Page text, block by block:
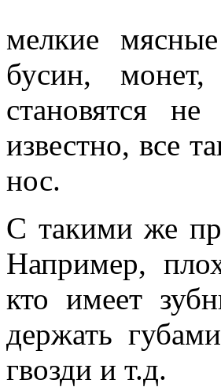
мелкие
бусин,
становятся
известно, все
нос.
С такими же
Например,
кто имеет
держать
гвозди и т.д.